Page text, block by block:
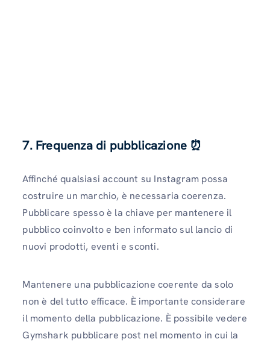
7. Frequenza di pubblicazione ⏰
Affinché qualsiasi account su Instagram possa
costruire un marchio, è necessaria coerenza.
Pubblicare spesso è la chiave per mantenere il
pubblico coinvolto e ben informato sul lancio di
nuovi prodotti, eventi e sconti.
Mantenere una pubblicazione coerente da solo
non è del tutto efficace. È importante considerare
il momento della pubblicazione. È possibile vedere
Gymshark pubblicare post nel momento in cui la